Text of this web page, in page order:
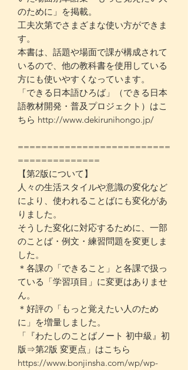
のために」を掲載。
工夫次第でさまざまな使い方ができま
す。
本書は、話題や場面で課が構成されて
いるので、他の教科書を使用している
方にも使いやすくなっています。
「できる日本語ひろば」（できる日本
語教材開発・普及プロジェクト）はこ
ちら http://www.dekirunihongo.jp/
==========================
==============
【第2版について】
人々の生活スタイルや意識の変化など
により、使われることばにも変化があ
りました。
そうした変化に対応するために、一部
のことば・例文・練習問題を変更しま
した。
＊各課の「できること」と各課で扱っ
ている「学習項目」に変更はありませ
ん。
＊好評の「もっと覚えたい人のため
に」を増量しました。
「『わたしのことばノート 初中級』初
版⇒第2版 変更点」はこちら
https://www.bonjinsha.com/wp/wp-